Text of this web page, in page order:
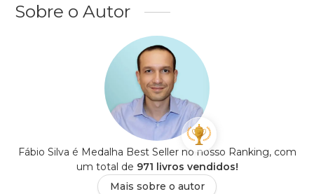
Sobre o Autor
Fábio Silva é Medalha Best Seller no nosso Ranking, com
um total de 971 livros vendidos!
Mais sobre o autor